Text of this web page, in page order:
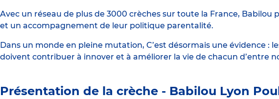
Avec un réseau de plus de 3000 crèches sur toute la France,
et un accompagnement de leur politique parentalité.
Dans un monde en pleine mutation, C’est désormais une évidence :
doivent contribuer à innover et à améliorer la vie de chacun d’entre
Présentation de la crèche - Babilou Lyon